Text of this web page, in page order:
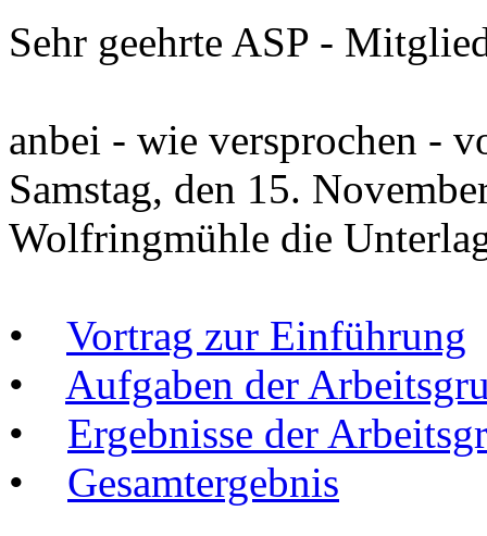
Sehr geehrte ASP -
anbei - wie versprochen -
Samstag, den 15.
Wolfringmühle die
• Vortrag zur Einführung
• Aufgaben der
• Ergebnisse der
• Gesamtergebnis